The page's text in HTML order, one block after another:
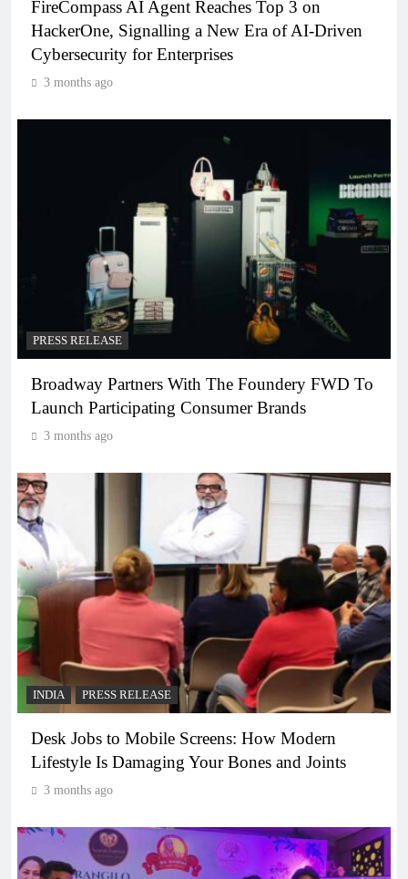
FireCompass AI Agent Reaches Top 3 on
HackerOne, Signalling a New Era of AI-Driven
Cybersecurity for Enterprises
3 months ago
PRESS RELEASE
Broadway Partners With The Foundery FWD To
Launch Participating Consumer Brands
3 months ago
INDIA PRESS RELEASE
Desk Jobs to Mobile Screens: How Modern
Lifestyle Is Damaging Your Bones and Joints
3 months ago